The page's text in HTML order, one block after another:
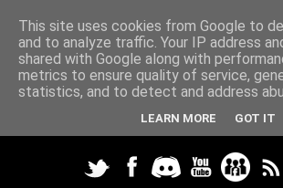
This site uses cookies from Google to
and to analyze traffic. Your IP address
shared with Google along with
metrics to ensure quality of service,
statistics, and to detect and address
LEARN MORE GOT IT